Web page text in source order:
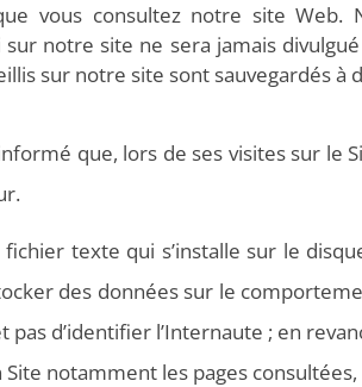
vous consultez notre site
notre site ne sera jamais
sur notre site sont sauvegardés à
que, lors de ses visites sur le
texte qui s’installe sur le
des données sur le
pas d’identifier l’Internaute ; en
notamment les pages